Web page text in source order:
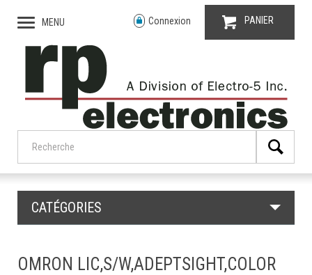
MENU Connexion PANIER
CATÉGORIES
OMRON LIC,S/W,ADEPTSIGHT,COLOR